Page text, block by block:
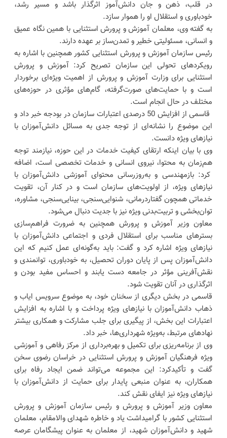
در قلب، ذهن و جان دانش‌آموز اثرگذار باشد و مسیر رشد،
خودباوری و استقلال او را هموار سازد.
به گفته وی، معلمان آموزش و پرورش استثنایی با همین نگاه عمیق
و انسانی، مسئولیتی خطیر و تمدن‌ساز بر عهده دارند.
رئیس سازمان آموزش و پرورش استثنایی کشور همچنین با اشاره به
رویکردهای تحولی این سازمان تصریح کرد: آموزش و پرورش
استثنایی برای وزارت آموزش و پرورش از اهمیت ویژه‌ای برخوردار
است و با حمایت‌های صورت‌گرفته، گام‌های مؤثری در حوزه‌های
مختلف در حال انجام است.
قاسمی از افزایش 50 درصدی اعتبارات سازمان در بودجه خبر داد و
این موضوع را نشانه‌ای از توجه جدی به مسائل دانش‌آموزان با
نیازهای ویژه دانست.
وی با بیان اینکه ارتقای کیفیت خدمات در این حوزه، نیازمند توجه
هم‌زمان به محتوا، نیروی انسانی و خدمات تخصصی است، اضافه
کرد: بازمهندسی و به‌روزرسانی محتوای آموزشی دانش‌آموزان با
نیازهای ویژه، از اولویت‌های سازمان است و در کنار آن، تقویت
خدماتی همچون گفتاردرمانی، شنوایی‌سنجی، بینایی‌سنجی، مشاوره،
توان‌بخشی و تربیت‌بدنی ویژه نیز با جدیت دنبال می‌شود.
معاون وزیر آموزش و پرورش همچنین به ضرورت فراهم‌سازی
بسترهای مناسب برای استقلال فردی و اجتماعی دانش‌آموزان با
نیازهای ویژه اشاره کرد و گفت: باید به‌گونه‌ای عمل کنیم که این
دانش‌آموزان پس از پایان دوران تحصیل، به خودباوری، توانمندی و
نقش‌آفرینی مؤثر در جامعه دست یابند و احساس مفید بودن و
اثرگذاری در آنان تقویت شود.
قاسمی در بخش دیگری از سخنان خود، به موضوع سرویس ایاب و
ذهاب دانش‌آموزان با نیازهای ویژه پرداخت و با اشاره به افزایش
اعتبارات این بخش، از پیگیری برای جلب مشارکت و همکاری بیشتر
نهادهای مرتبط، به‌ویژه شهرداری‌ها، خبر داد.
وی از برنامه‌ریزی برای تکمیل و بهره‌برداری از مرکز رفاهی و آموزشی
ویژه فرهنگیان آموزش و پرورش استثنایی در خراسان رضوی سخن
گفت و تأکیدکرد: این مجموعه می‌تواند ضمن ایجاد رفاه برای
همکاران، به عنوان منبعی پایدار برای حمایت از دانش‌آموزان با
نیازهای ویژه نیز ایفای نقش کند.
معاون وزیر آموزش و پرورش و رئیس سازمان آموزش و پرورش
استثنایی کشور با گرامیداشت یاد و خاطره شهدای والامقام، معلمان
شهید و دانش‌آموزان شهید، از معلمان به عنوان پیشگامان عرصه